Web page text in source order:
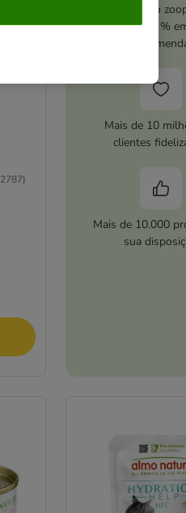
2787)
Ative o serviço
e poupe 5 %
Mais de 10
clientes
Mais de 10.000
sua